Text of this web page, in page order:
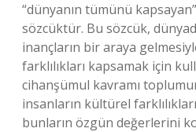
“dünyanın tümünü
sözcüktür. Bu sözcük,
inançların bir araya
farklılıkları kapsamak için
cihanşümul kavramı
insanların kültürel
bunların özgün değerlerini